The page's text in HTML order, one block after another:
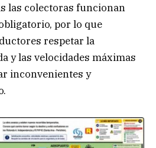
las colectoras funcionan
por lo que
respetar la
y las velocidades máximas
inconvenientes y